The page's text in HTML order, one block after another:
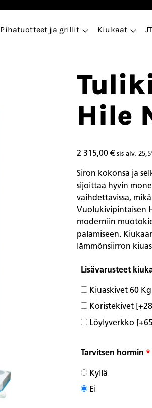
Pihatuotteet ja grillit Kiukaat
Hile
2 315,00 € sis alv.
Siron kokonsa ja
sijoittaa hyvin
vaihdettavissa,
Vuolukivipintaisen
moderniin
palamiseen.
lämmönsiirron
Lisävarusteet
Kiuaskivet 60 Kg
Koristekivet
Löylyverkko
Tarvitsen hormin *
Kyllä
Ei